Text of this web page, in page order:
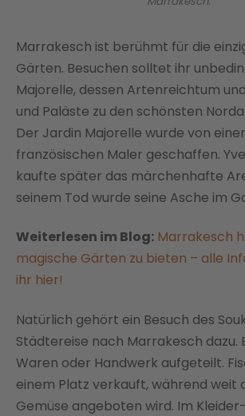
Marrakesch ist berühmt für die
Gärten. Besuchen solltet ihr
Majorelle, dessen Artenreichtum
und Paläste zu den schönsten
Der Jardin Majorelle wurde von
französischen Maler geschaffen.
kaufte später das märchenhafte
seinem Tod wurde seine Asche im
Weiterlesen im Blog: Marrakesch
magische Gärten zu bieten – alle
ihr hier!
Natürlich gehört ein Besuch des
Städtereise nach Marrakesch dazu.
Waren oder Handwerk aufgeteilt.
einem Platz verkauft, während weit
Gemüse angeboten wird. Im